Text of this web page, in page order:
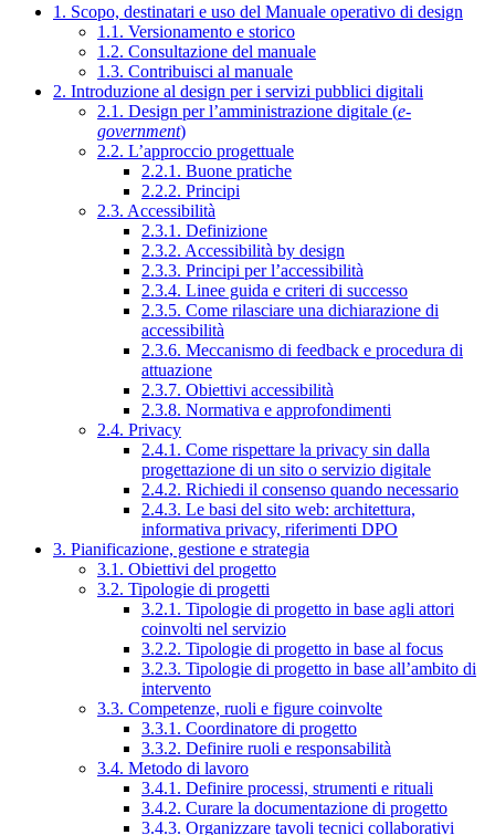
1. Scopo, destinatari e uso del Manuale operativo di design
1.1. Versionamento e storico
1.2. Consultazione del manuale
1.3. Contribuisci al manuale
2. Introduzione al design per i servizi pubblici digitali
2.1. Design per l’amministrazione digitale (e-
government)
2.2. L’approccio progettuale
2.2.1. Buone pratiche
2.2.2. Principi
2.3. Accessibilità
2.3.1. Definizione
2.3.2. Accessibilità by design
2.3.3. Principi per l’accessibilità
2.3.4. Linee guida e criteri di successo
2.3.5. Come rilasciare una dichiarazione di
accessibilità
2.3.6. Meccanismo di feedback e procedura di
attuazione
2.3.7. Obiettivi accessibilità
2.3.8. Normativa e approfondimenti
2.4. Privacy
2.4.1. Come rispettare la privacy sin dalla
progettazione di un sito o servizio digitale
2.4.2. Richiedi il consenso quando necessario
2.4.3. Le basi del sito web: architettura,
informativa privacy, riferimenti DPO
3. Pianificazione, gestione e strategia
3.1. Obiettivi del progetto
3.2. Tipologie di progetti
3.2.1. Tipologie di progetto in base agli attori
coinvolti nel servizio
3.2.2. Tipologie di progetto in base al focus
3.2.3. Tipologie di progetto in base all’ambito di
intervento
3.3. Competenze, ruoli e figure coinvolte
3.3.1. Coordinatore di progetto
3.3.2. Definire ruoli e responsabilità
3.4. Metodo di lavoro
3.4.1. Definire processi, strumenti e rituali
3.4.2. Curare la documentazione di progetto
3.4.3. Organizzare tavoli tecnici collaborativi